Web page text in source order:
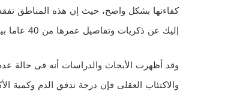
كفاءتها بشكل واضح، حيث إن هذه المناطق
إليك عن ذكريات وتفاصيل عمرها من 40 عاما بينما ينسى ماذا تناول فى طعام الإفطار اليوم .
وقد أظهرت الأبحاث والدراسات أنه فى
والاكتئاب العقلى فإن درجة تدفق الدم وكمية